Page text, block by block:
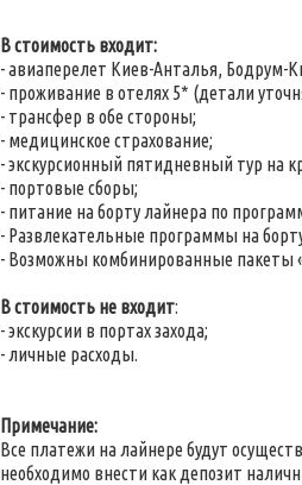
В стоимость входит:
- авиаперелет Киев-Анталья, Бодрум-
- проживание в отелях 5* (детали
- трансфер в обе стороны;
- медицинское страхование;
- экскурсионный пятидневный тур на
- портовые сборы;
- питание на борту лайнера по
- Развлекательные программы на
- Возможны комбинированные пакеты
В стоимость не входит:
- экскурсии в портах захода;
- личные расходы.
Примечание:
Все платежи на лайнере будут
необходимо внести как депозит